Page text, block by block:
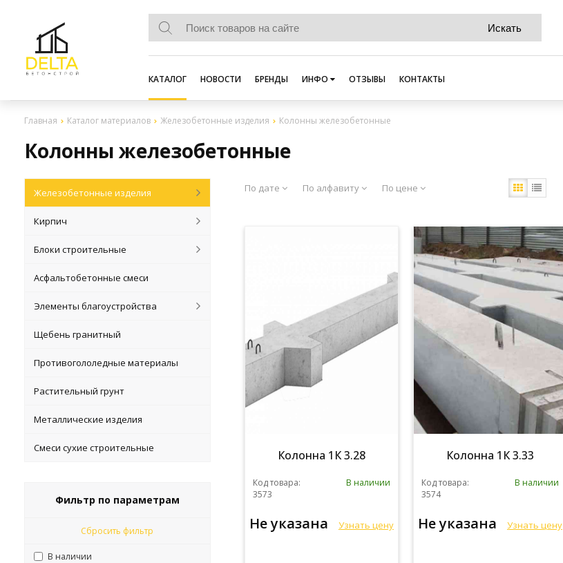
КАТАЛОГ НОВОСТИ БРЕНДЫ ИНФО ОТЗЫВЫ КОНТАКТЫ
Главная Каталог материалов Железобетонные изделия Колонны железобетонные
Колонны железобетонные
Железобетонные изделия
Кирпич
Блоки строительные
Асфальтобетонные смеси
Элементы благоустройства
Щебень гранитный
Противогололедные материалы
Растительный грунт
Металлические изделия
Смеси сухие строительные
Фильтр по параметрам
Сбросить фильтр
В наличии
По дате По алфавиту По цене
Колонна 1К 3.28
Код товара:
3573
В наличии
Не указана Узнать цену
Колонна 1К 3.33
Код товара:
3574
В наличии
Не указана Узнать цену